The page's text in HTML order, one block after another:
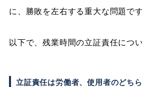
に、勝敗を左右する重大な問題です
以下で、残業時間の立証責任につ
立証責任は労働者、使用者のどち